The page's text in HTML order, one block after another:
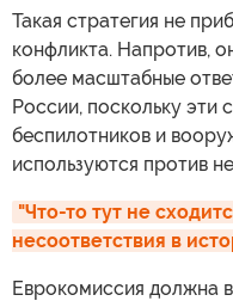
Такая стратегия не
конфликта. Напротив,
более масштабные
России, поскольку эти
беспилотников и
используются против
"Что-то тут не
несоответствия в
Еврокомиссия должна